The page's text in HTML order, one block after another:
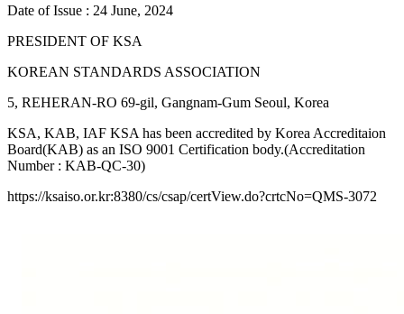
Date of Issue : 24 June, 2024
PRESIDENT OF KSA
KOREAN STANDARDS ASSOCIATION
5, REHERAN-RO 69-gil, Gangnam-Gum Seoul, Korea
KSA, KAB, IAF KSA has been accredited by Korea Accreditaion
Board(KAB) as an ISO 9001 Certification body.(Accreditation
Number : KAB-QC-30)
https://ksaiso.or.kr:8380/cs/csap/certView.do?crtcNo=QMS-3072